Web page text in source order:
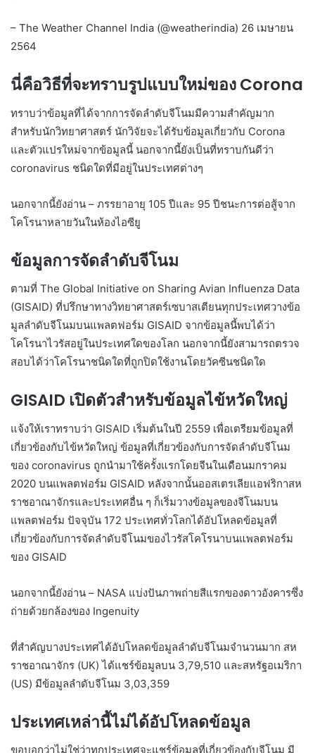
– The Weather Channel India (@weatherindia) 26 เมษายน
2564
นี่คือวิธีที่จะทราบรูปแบบใหม่ของ Corona
ทราบว่าข้อมูลที่ได้จากการจัดลำดับจีโนมมีความสำคัญมาก
สำหรับนักวิทยาศาสตร์ นักวิจัยจะได้รับข้อมูลเกี่ยวกับ Corona
และตัวแปรใหม่จากข้อมูลนี้ นอกจากนี้ยังเป็นที่ทราบกันดีว่า
coronavirus ชนิดใดที่มีอยู่ในประเทศต่างๆ
นอกจากนี้ยังอ่าน – ภรรยาอายุ 105 ปีและ 95 ปีชนะการต่อสู้จาก
โคโรนาหลายวันในห้องไอซียู
ข้อมูลการจัดลำดับจีโนม
ตามที่ The Global Initiative on Sharing Avian Influenza Data
(GISAID) ที่ปรึกษาทางวิทยาศาสตร์เซบาสเตียนทุกประเทศวางข้อ
มูลลำดับจีโนมบนแพลตฟอร์ม GISAID จากข้อมูลนี้พบได้ว่า
โคโรนาไวรัสอยู่ในประเทศใดของโลก นอกจากนี้ยังสามารถตรวจ
สอบได้ว่าโคโรนาชนิดใดที่ถูกปิดใช้งานโดยวัคซีนชนิดใด
GISAID เปิดตัวสำหรับข้อมูลไข้หวัดใหญ่
แจ้งให้เราทราบว่า GISAID เริ่มต้นในปี 2559 เพื่อเตรียมข้อมูลที่
เกี่ยวข้องกับไข้หวัดใหญ่ ข้อมูลที่เกี่ยวข้องกับการจัดลำดับจีโนม
ของ coronavirus ถูกนำมาใช้ครั้งแรกโดยจีนในเดือนมกราคม
2020 บนแพลตฟอร์ม GISAID หลังจากนั้นออสเตรเลียแอฟริกาสห
ราชอาณาจักรและประเทศอื่น ๆ ก็เริ่มวางข้อมูลของจีโนมบน
แพลตฟอร์ม ปัจจุบัน 172 ประเทศทั่วโลกได้อัปโหลดข้อมูลที่
เกี่ยวข้องกับการจัดลำดับจีโนมของไวรัสโคโรนาบนแพลตฟอร์ม
ของ GISAID
นอกจากนี้ยังอ่าน – NASA แบ่งปันภาพถ่ายสีแรกของดาวอังคารซึ่ง
ถ่ายด้วยกล้องของ Ingenuity
ที่สำคัญบางประเทศได้อัปโหลดข้อมูลลำดับจีโนมจำนวนมาก สห
ราชอาณาจักร (UK) ได้แชร์ข้อมูลบน 3,79,510 และสหรัฐอเมริกา
(US) มีข้อมูลลำดับจีโนม 3,03,359
ประเทศเหล่านี้ไม่ได้อัปโหลดข้อมูล
ขอบอกว่าไม่ใช่ว่าทุกประเทศจะแชร์ข้อมูลที่เกี่ยวข้องกับจีโนม มี